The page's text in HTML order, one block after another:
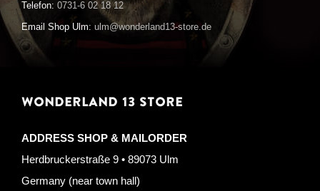
Telefon: 0731-6 02 18 12
Email Shop Ulm: ulm@wonderland13-store.de
WONDERLAND 13 STORE
ADDRESS SHOP & MAILORDER
Herdbruckerstraße 9 • 89073 Ulm
Germany (near town hall)